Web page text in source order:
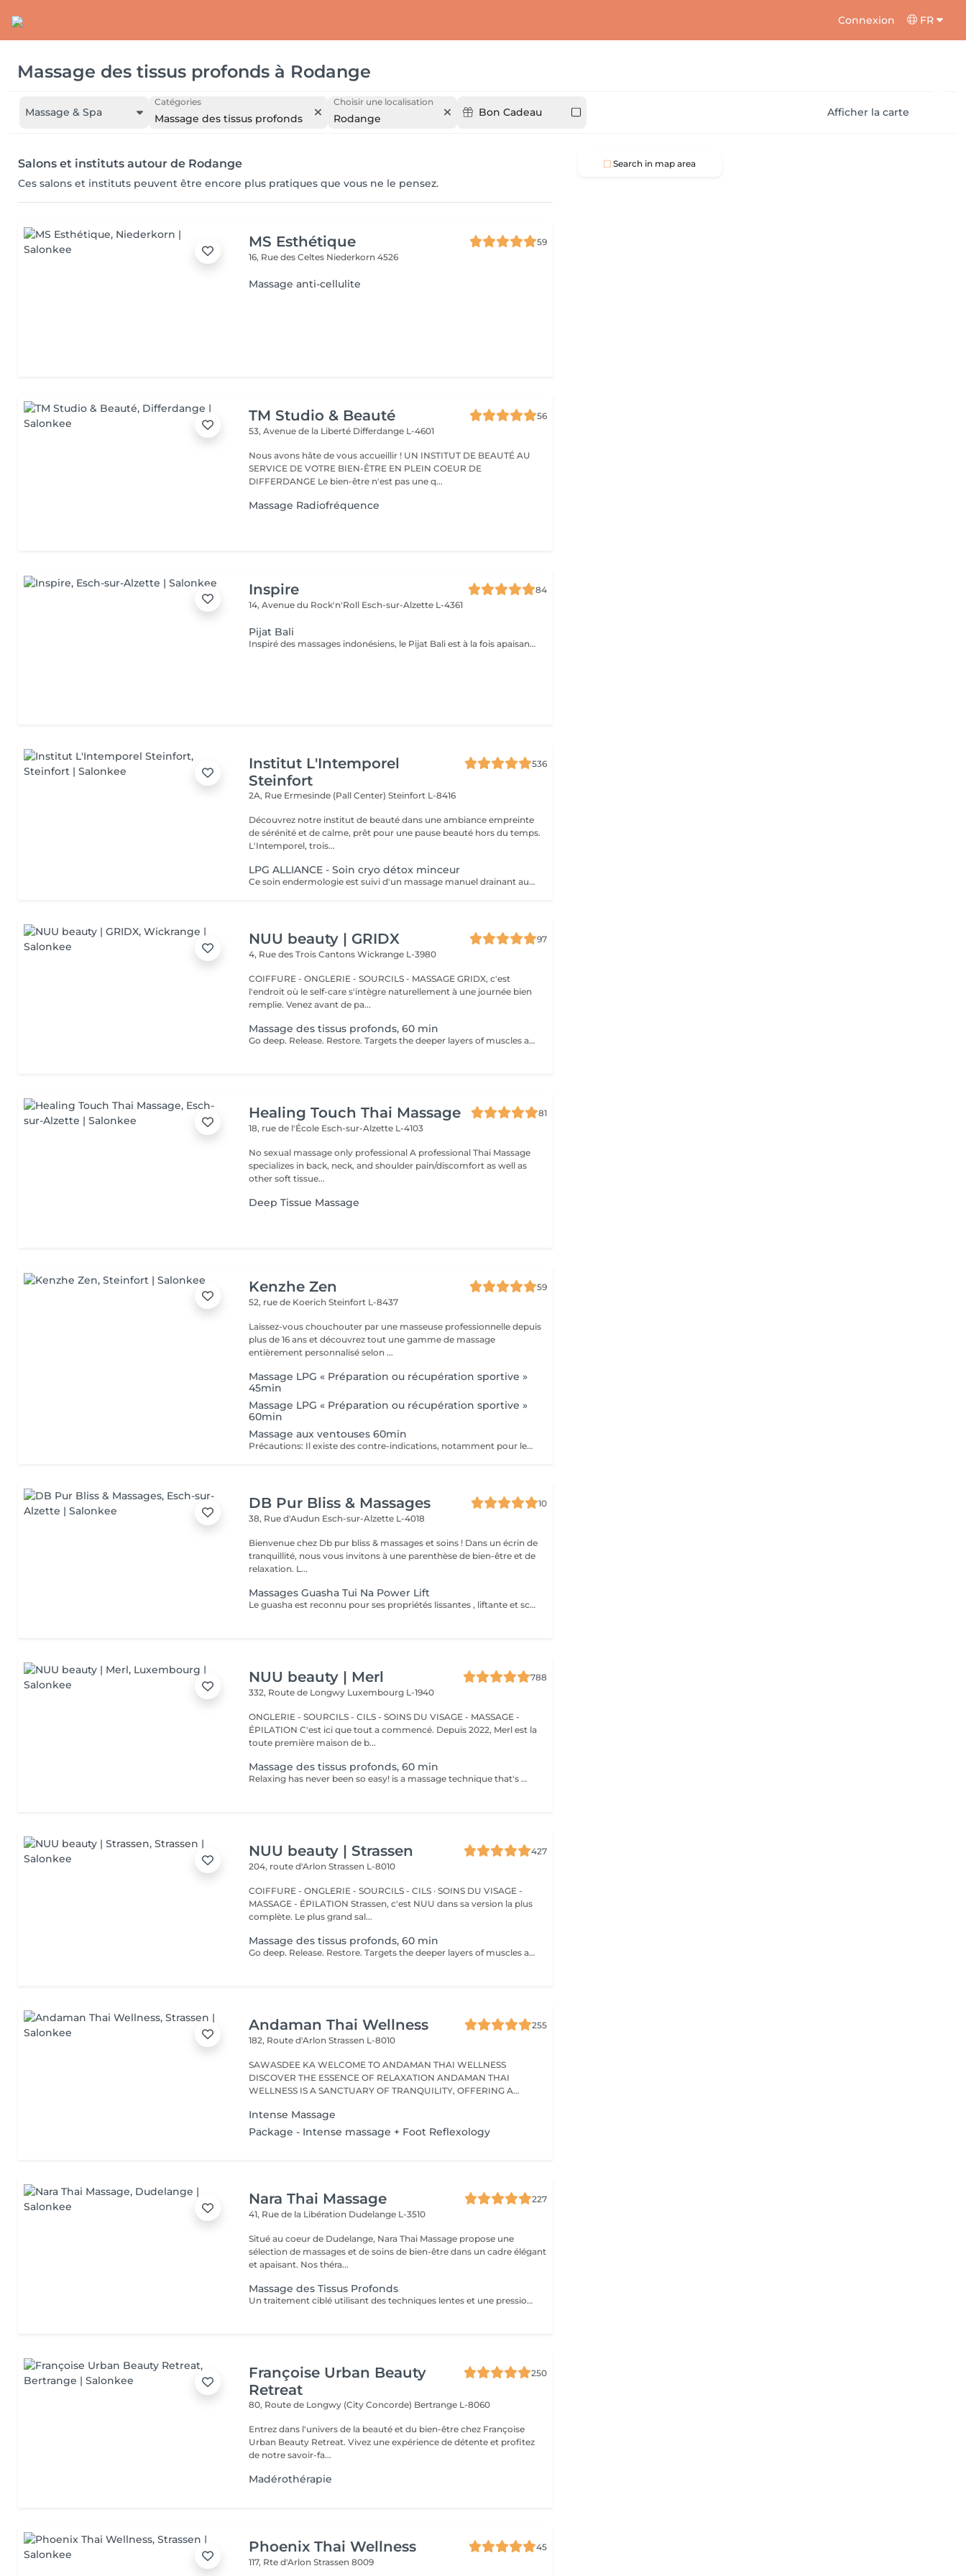
Connexion FR
Massage des tissus profonds à Rodange
Massage & Spa
Catégories
Massage des tissus profonds
Choisir une localisation
Rodange Bon Cadeau Afficher la carte
Salons et instituts autour de Rodange
Ces salons et instituts peuvent être encore plus pratiques que vous ne le pensez.
MS Esthétique
59
16, Rue des Celtes Niederkorn 4526
Massage anti-cellulite
TM Studio & Beauté
56
53, Avenue de la Liberté Differdange L-4601
Nous avons hâte de vous accueillir ! UN INSTITUT DE BEAUTÉ AU
SERVICE DE VOTRE BIEN-ÊTRE EN PLEIN COEUR DE
DIFFERDANGE Le bien-être n'est pas une q...
Massage Radiofréquence
Inspire
84
14, Avenue du Rock'n'Roll Esch-sur-Alzette L-4361
Pijat Bali
Inspiré des massages indonésiens, le Pijat Bali est à la fois apaisant et vivifiant. Les manuvres profondes sollicitent tissus et muscles pour une détente absolue.
Institut L'Intemporel
Steinfort
536
2A, Rue Ermesinde (Pall Center)Steinfort L-8416
Découvrez notre institut de beauté dans une ambiance empreinte
de sérénité et de calme, prêt pour une pause beauté hors du temps.
L'Intemporel, trois...
LPG ALLIANCE - Soin cryo détox minceur
Ce soin endermologie est suivi d'un massage manuel drainant au baume de modelage cryo. Il réactive les fonctions d'élimination de l'organisme, active les échanges circulatoires, élimine et draine les toxines et stimule la circulation lymphatique. - Actifs décongestionnants, drainants et tonifiants - Amélioration de la circulation sanguine et réduction de l'inflammation, adieu les jambes lourdes, gonflées et douloureuses - Convient également au femmes enceintes et allaitantes
NUU beauty | GRIDX
97
4, Rue des Trois CantonsWickrange L-3980
COIFFURE - ONGLERIE - SOURCILS - MASSAGE GRIDX, c'est
l'endroit où le self-care s'intègre naturellement à une journée bien
remplie. Venez avant de pa...
Massage des tissus profonds, 60 min
Go deep. Release. Restore. Targets the deeper layers of muscles and connective tissue to relieve chronic pain, stiffness, and tension. Using slow, firm strokes and deep pressure, this massage helps to release knots, restore mobility, and promote long-term muscle health. Ideal for clients with persistent tension or physically demanding lifestyles. Age restrictions: there are no age restrictions for this procedure. Post procedure recommendations: do not do sport and any sharp movements 2-3 hours after the procedure. Frequency: 1-2 times per week, 10 times in total. Repeat once in 3-6 months.
Healing Touch Thai Massage
81
18, rue de l'École Esch-sur-Alzette L-4103
No sexual massage only professional A professional Thai Massage
specializes in back, neck, and shoulder pain/discomfort as well as
other soft tissue...
Deep Tissue Massage
Kenzhe Zen
59
52, rue de KoerichSteinfort L-8437
Laissez-vous chouchouter par une masseuse professionnelle depuis
plus de 16 ans et découvrez tout une gamme de massage
entièrement personnalisé selon ...
Massage LPG « Préparation ou récupération sportive »
45min
Massage LPG « Préparation ou récupération sportive »
60min
Massage aux ventouses 60min
Précautions: Il existe des contre-indications, notamment pour les personnes prenant des anticoagulants, ayant des problèmes de peau, des varices importantes, des plaies ouvertes ou des problèmes cardiaques. Le massage aux ventouses est une technique qui utilise l'aspiration pour stimuler la circulation et détendre les muscles. La pose des ventouses consiste à appliquer ces ventouses sur la peau et a créer un vide pour obtenir cet effet.
DB Pur Bliss & Massages
10
38, Rue d'Audun Esch-sur-Alzette L-4018
Bienvenue chez Db pur bliss & massages et soins ! Dans un écrin de
tranquillité, nous vous invitons à une parenthèse de bien-être et de
relaxation. L...
Massages Guasha Tui Na Power Lift
Le guasha est reconnu pour ses propriétés lissantes , liftante et sculptantes ! Il redessine l'ovale du visage , et lisse les rides et ridule , combiné à un massage avec des ponts d'accupressions pour lisser et illuminé votre peau..
NUU beauty | Merl
788
332, Route de Longwy Luxembourg L-1940
ONGLERIE - SOURCILS - CILS - SOINS DU VISAGE - MASSAGE -
ÉPILATION C'est ici que tout a commencé. Depuis 2022, Merl est la
toute première maison de b...
Massage des tissus profonds, 60 min
Relaxing has never been so easy! is a massage technique that's mainly used to treat musculoskeletal issues, such as strains and sports injuries. It involves applying sustained pressure using slow, deep strokes to target the inner layers of your muscles and connective tissues. This helps to break up scar tissue that forms following an injury and reduces tension in muscle and tissue. Benefits of getting a deep tissue massage: - improves body immune system - helps to treat muscle pain - improve stiffness How is a deep tissue massage done? - head and neck are massaged - shoulders and back are massaged - hands and arms are massaged - feet and legs are massaged - belly is massaged Age restrictions: there are no age restrictions for this procedure. Post procedure recommendations: do not do sport and any sharp movements 2-3 hours after the procedure. Frequency: 1-2 times per week, 10 times in total. Repeat once in 3-6 months.
NUU beauty | Strassen
427
204, route d'ArlonStrassen L-8010
COIFFURE - ONGLERIE - SOURCILS - CILS · SOINS DU VISAGE -
MASSAGE - ÉPILATION Strassen, c'est NUU dans sa version la plus
complète. Le plus grand sal...
Massage des tissus profonds, 60 min
Go deep. Release. Restore. Targets the deeper layers of muscles and connective tissue to relieve chronic pain, stiffness, and tension. Using slow, firm strokes and deep pressure, this massage helps to release knots, restore mobility, and promote long-term muscle health. Ideal for clients with persistent tension or physically demanding lifestyles. Age restrictions: there are no age restrictions for this procedure. Post procedure recommendations: do not do sport and any sharp movements 2-3 hours after the procedure. Frequency: 1-2 times per week, 10 times in total. Repeat once in 3-6 months.
Andaman Thai Wellness
255
182, Route d'ArlonStrassen L-8010
SAWASDEE KA WELCOME TO ANDAMAN THAI WELLNESS
DISCOVER THE ESSENCE OF RELAXATION ANDAMAN THAI
WELLNESS IS A SANCTUARY OF TRANQUILITY, OFFERING A
Intense Massage
Package - Intense massage + Foot Reflexology
Nara Thai Massage
227
41, Rue de la Libération Dudelange L-3510
Situé au coeur de Dudelange, Nara Thai Massage propose une
sélection de massages et de soins de bien-être dans un cadre élégant
et apaisant. Nos théra...
Massage des Tissus Profonds
Un traitement ciblé utilisant des techniques lentes et une pression soutenue pour agir sur les couches profondes des muscles et des tissus conjonctifs. Idéal pour les tensions persistantes, les raideurs musculaires et les restrictions de mobilité, ce massage aide à relâcher les tensions profondes et à améliorer la mobilité générale.
Françoise Urban Beauty
Retreat
250
80, Route de Longwy (City Concorde) Bertrange L-8060
Entrez dans l'univers de la beauté et du bien-être chez Françoise
Urban Beauty Retreat. Vivez une expérience de détente et profitez
de notre savoir-fa...
Madérothérapie
Phoenix Thai Wellness
45
117, Rte d'ArlonStrassen 8009
Search in map area